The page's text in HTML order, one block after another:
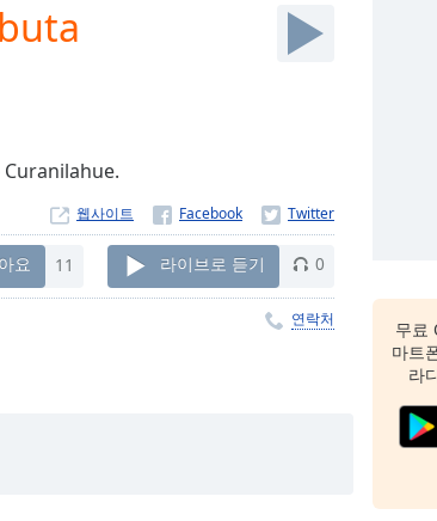
웹사이트
요 11 라이브로 듣기 0
연락처 무료
마트
라